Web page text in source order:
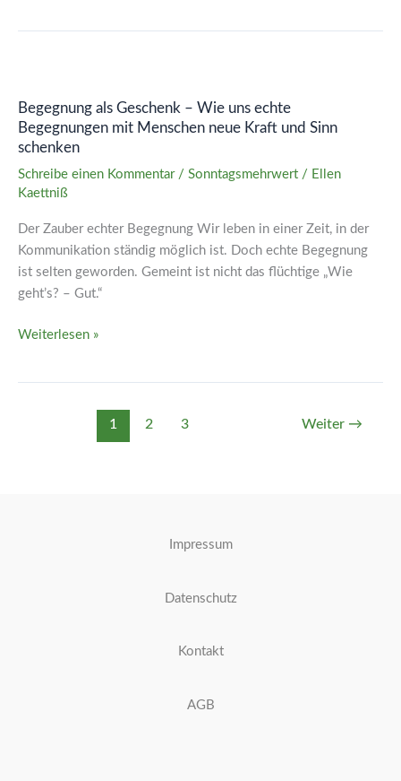
Begegnung als Geschenk – Wie uns echte
Begegnungen mit Menschen neue Kraft und Sinn
schenken
Schreibe einen Kommentar / Sonntagsmehrwert / Ellen
Kaettniß
Der Zauber echter Begegnung Wir leben in einer Zeit, in der
Kommunikation ständig möglich ist. Doch echte Begegnung
ist selten geworden. Gemeint ist nicht das flüchtige „Wie
geht’s? – Gut.“
Geschenk
–
Wie
uns
echte
Kraft
Weiterlesen »
1 2 3 Weiter →
Impressum
Datenschutz
Kontakt
AGB